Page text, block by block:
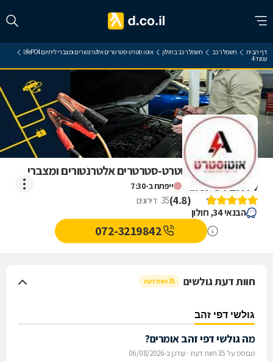
דף הבית חשמל רכב חשמל רכב בחולון אוטו סטרט-סטרטרים אלטרנטורים ומצברי ליתיום lifePO4
עמוד 4
ייפתח ב-7:30
ביקורת על אוטו סטרט-סטרטרים אלטרנטורים ומצברי
ליתיום lifePO4
(
4.8
)
35 דירוגים
הבנאי 34, חולון
072-3219842
חוות דעת גולשים 35 חוות דעת
גולשי דפי זהב
מה גולשי דפי זהב אומרים?
מבוסס על 35 חוות דעת · עודכן ב-06/08/2026